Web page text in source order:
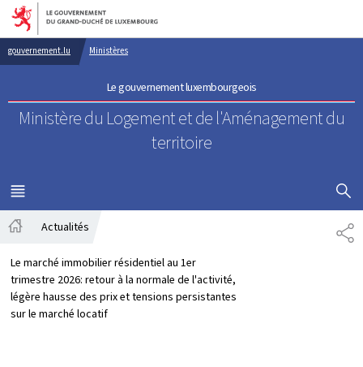
Aller au menu principal
Aller au contenu
gouvernement.lu Ministères
Le gouvernement luxembourgeois
Ministère du Logementet de l'Aménagement du
territoire
MENU
PRINCIPAL
Actualités
Le marché immobilier résidentiel au 1er
trimestre 2026: retour à la normale de l'activité,
légère hausse des prix et tensions persistantes
sur le marché locatif